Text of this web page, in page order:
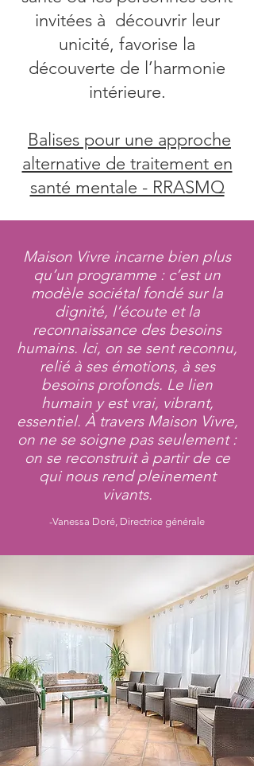
invitées à découvrir leur
unicité, favorise la
découverte de l’harmonie
intérieure.
Balises pour une approche
alternative de traitement en
santé mentale - RRASMQ
Maison Vivre incarne bien plus
qu’un programme : c’est un
modèle sociétal fondé sur la
dignité, l’écoute et la
reconnaissance des besoins
humains. Ici, on se sent reconnu,
relié à ses émotions, à ses
besoins profonds. Le lien
humain y est vrai, vibrant,
essentiel. À travers Maison Vivre,
on ne se soigne pas seulement :
on se reconstruit à partir de ce
qui nous rend pleinement
vivants.
-Vanessa Doré, Directrice générale